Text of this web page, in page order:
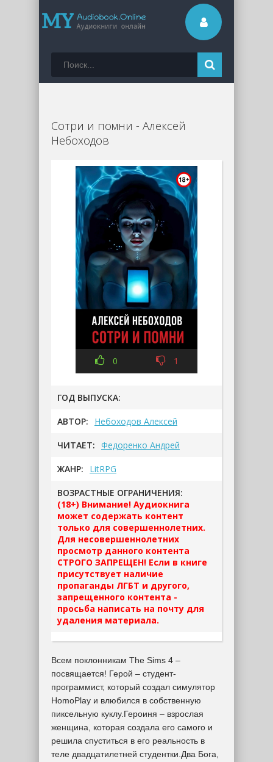
Сотри и помни - Алексей
Небоходов
0 1
ГОД ВЫПУСКА:
АВТОР: Небоходов Алексей
ЧИТАЕТ: Федоренко Андрей
ЖАНР: LitRPG
ВОЗРАСТНЫЕ ОГРАНИЧЕНИЯ:
(18+) Внимание! Аудиокнига
может содержать контент
только для совершеннолетних.
Для несовершеннолетних
просмотр данного контента
СТРОГО ЗАПРЕЩЕН! Если в книге
присутствует наличие
пропаганды ЛГБТ и другого,
запрещенного контента -
просьба написать на почту для
удаления материала.
Всем поклонникам The Sims 4 –
посвящается! Герой – студент-
программист, который создал симулятор
HomoPlay и влюбился в собственную
пиксельную куклу.Героиня – взрослая
женщина, которая создала его самого и
решила спуститься в его реальность в
теле двадцатилетней студентки.Два Бога,